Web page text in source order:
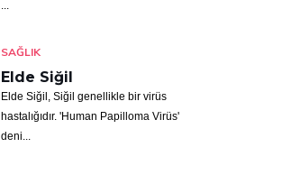
...
SAĞLIK
Elde Siğil
Elde Siğil, Siğil genellikle bir virüs
hastalığıdır. 'Human Papilloma Virüs'
deni...